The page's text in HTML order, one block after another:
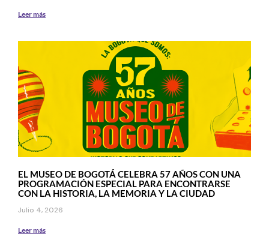
Leer más
EL MUSEO DE BOGOTÁ CELEBRA 57 AÑOS CON UNA
PROGRAMACIÓN ESPECIAL PARA ENCONTRARSE
CON LA HISTORIA, LA MEMORIA Y LA CIUDAD
Julio 4, 2026
Leer más